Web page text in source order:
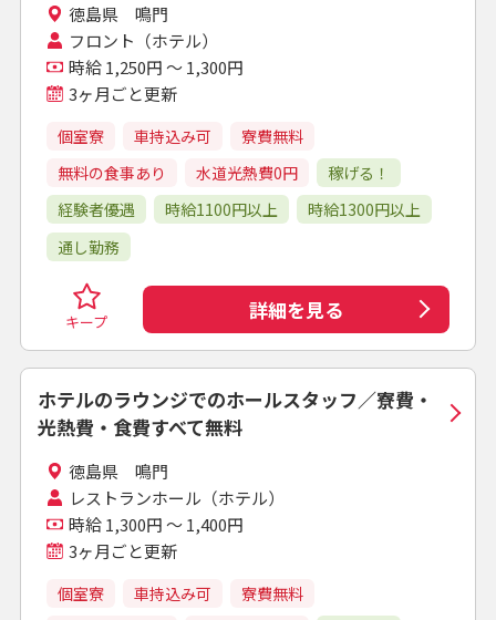
徳島県 鳴門
フロント（ホテル）
時給 1,250円 ～ 1,300円
3ヶ月ごと更新
個室寮 車持込み可
寮費無料
無料の食事あり
水道光熱費0円
稼げる！
経験者優遇
時給1100円以上
時給1300円以上
通し勤務
キープ 詳細を見る
ホテルのラウンジでのホールスタッフ／寮費・
光熱費・食費すべて無料
徳島県 鳴門
レストランホール（ホテル）
時給 1,300円 ～ 1,400円
3ヶ月ごと更新
個室寮 車持込み可
寮費無料